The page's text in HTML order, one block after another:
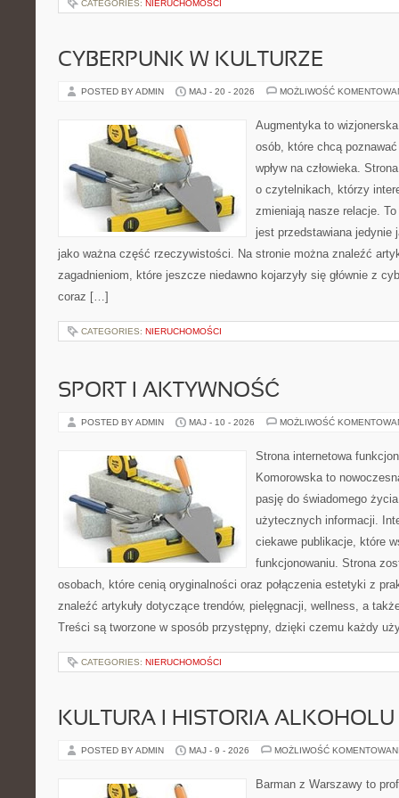
CATEGORIES: NIERUCHOMOŚCI
CYBERPUNK W KULTURZE
POSTED BY ADMIN MAJ - 20 - 2026 MOŻLIWOŚĆ
Augmentyka to
osób, które chcą
wpływ na człowieka.
o czytelnikach, którzy
zmieniają nasze relacje.
jest przedstawiana jedynie
jako ważna część rzeczywistości. Na stronie można znaleźć
zagadnieniom, które jeszcze niedawno kojarzyły się głównie z
coraz […]
CATEGORIES: NIERUCHOMOŚCI
SPORT I AKTYWNOŚĆ
POSTED BY ADMIN MAJ - 10 - 2026 MOŻLIWOŚĆ
Strona internetowa
Komorowska to
pasję do świadomego
użytecznych informacji.
ciekawe publikacje, które
funkcjonowaniu. Strona
osobach, które cenią oryginalności oraz połączenia estetyki z
znaleźć artykuły dotyczące trendów, pielęgnacji, wellness, a
Treści są tworzone w sposób przystępny, dzięki czemu każdy
CATEGORIES: NIERUCHOMOŚCI
KULTURA I HISTORIA ALKOHOLU
POSTED BY ADMIN MAJ - 9 - 2026 MOŻLIWOŚĆ
Barman z Warszawy to